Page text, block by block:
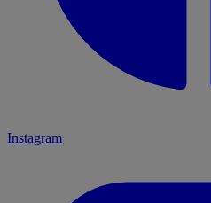
Instagram